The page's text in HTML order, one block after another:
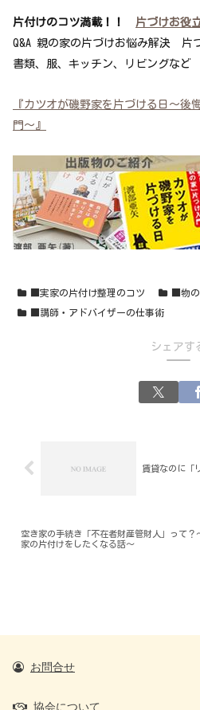
片付けのコツ満載！！
片づけお役
Q&A 親の家の片づけお悩み解決
書類、服、キッチン、リビングなど
『カツオが磯野家を片づける日～後
門～』
■実家の片付け整理のコツ ■物
■講師・アドバイザーの仕事術
シェアす
賃貸なのに「
空き家の手続き「不在者財産管財人」って？
家の片付けをしたくなる話～
お問合せ
協会について